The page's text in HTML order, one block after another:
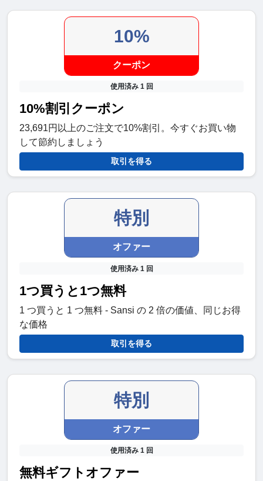
10%
クーポン
使用済み 1 回
10%割引クーポン
23,691円以上のご注文で10%割引。今すぐお買い物
して節約しましょう
取引を得る
特別
オファー
使用済み 1 回
1つ買うと1つ無料
1 つ買うと 1 つ無料 - Sansi の 2 倍の価値、同じお得
な価格
取引を得る
特別
オファー
使用済み 1 回
無料ギフトオファー